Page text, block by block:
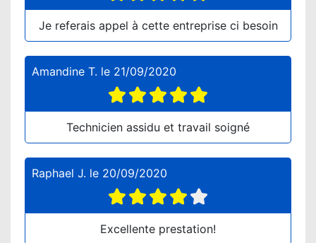
Je referais appel à cette entreprise ci besoin
Amandine T. le 21/09/2020
Technicien assidu et travail soigné
Raphael J. le 20/09/2020
Excellente prestation!